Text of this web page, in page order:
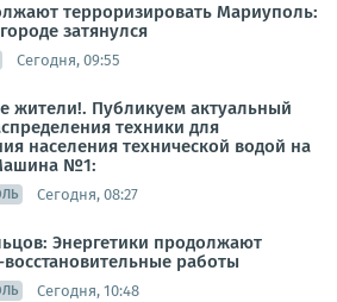
терроризировать Мариуполь:
затянулся
Сегодня, 09:55
жители!. Публикуем актуальный
техники для
населения технической водой на
№1:
Сегодня, 08:27
Энергетики продолжают
работы
Сегодня, 10:48